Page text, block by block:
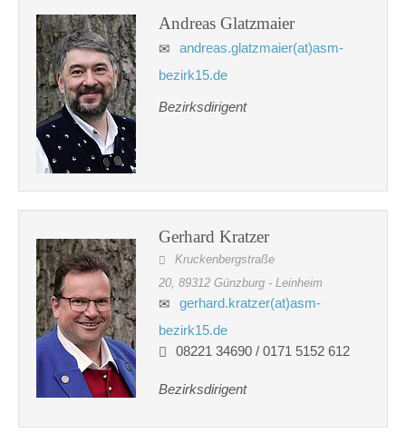
Andreas Glatzmaier
andreas.glatzmaier(at)asm-
bezirk15.de
Bezirksdirigent
Gerhard Kratzer
Kruckenbergstraße
20, 89312 Günzburg - Leinheim
gerhard.kratzer(at)asm-
bezirk15.de
08221 34690 / 0171 5152 612
Bezirksdirigent